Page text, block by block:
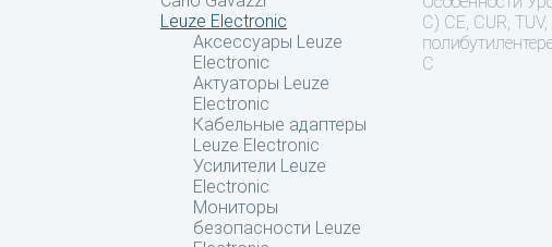
Leuze Electronic
Аксессуары Leuze
Electronic
Актуаторы Leuze
Electronic
Кабельные адаптеры
Leuze Electronic
Усилители Leuze
Electronic
Мониторы
безопасности Leuze
C) CE, CUR,
C